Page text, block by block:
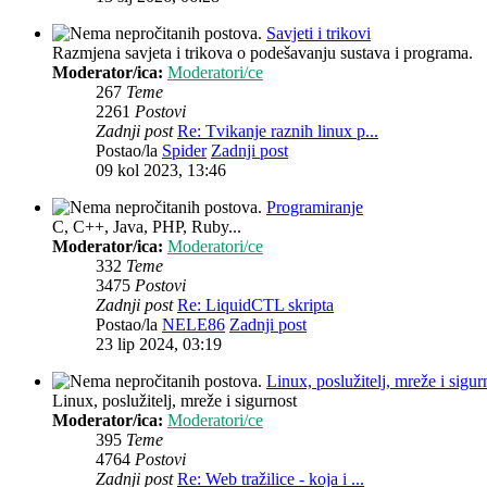
Savjeti i trikovi
Razmjena savjeta i trikova o podešavanju sustava i programa.
Moderator/ica: Moderatori/ce
267 Teme
2261 Postovi
Zadnji post Re: Tvikanje raznih linux p...
Postao/la Spider Zadnji post
09 kol 2023, 13:46
Programiranje
C, C++, Java, PHP, Ruby...
Moderator/ica: Moderatori/ce
332 Teme
3475 Postovi
Zadnji post Re: LiquidCTL skripta
Postao/la NELE86 Zadnji post
23 lip 2024, 03:19
Linux, poslužitelj, mreže i
Linux, poslužitelj, mreže i sigurnost
Moderator/ica: Moderatori/ce
395 Teme
4764 Postovi
Zadnji post Re: Web tražilice - koja i ...